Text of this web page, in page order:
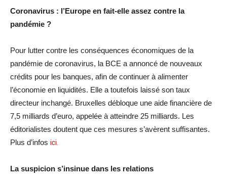
Coronavirus : l’Europe en fait-elle assez contre la
pandémie ?
Pour lutter contre les conséquences économiques de la
pandémie de coronavirus, la BCE a annoncé de nouveaux
crédits pour les banques, afin de continuer à alimenter
l’économie en liquidités. Elle a toutefois laissé son taux
directeur inchangé. Bruxelles débloque une aide financière de
7,5 milliards d’euro, appelée à atteindre 25 milliards. Les
éditorialistes doutent que ces mesures s’avèrent suffisantes.
Plus d’infos ici.
La suspicion s’insinue dans les relations